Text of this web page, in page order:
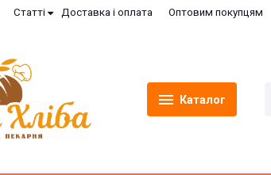
Статті Доставка і оплата Оптовим покупцям
Каталог